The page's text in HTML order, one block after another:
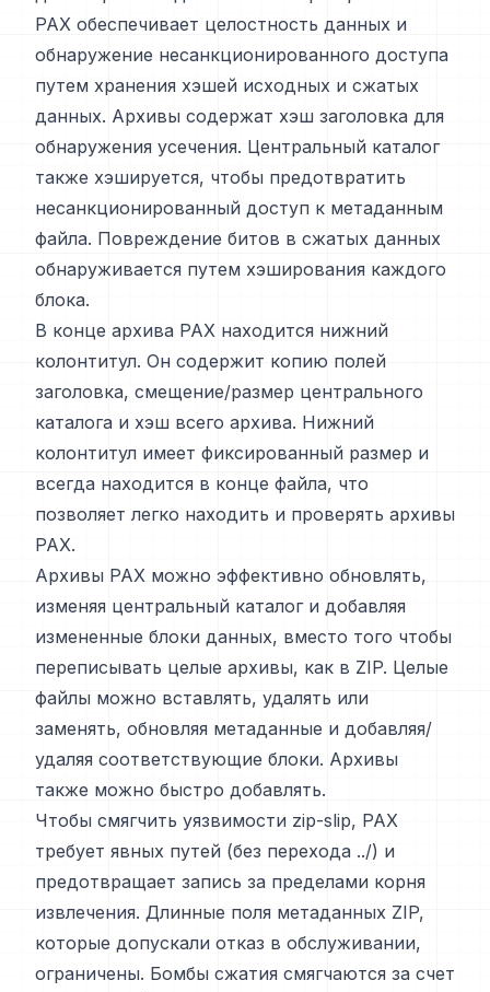
PAX обеспечивает целостность данных и
обнаружение несанкционированного доступа
путем хранения хэшей исходных и сжатых
данных. Архивы содержат хэш заголовка для
обнаружения усечения. Центральный каталог
также хэшируется, чтобы предотвратить
несанкционированный доступ к метаданным
файла. Повреждение битов в сжатых данных
обнаруживается путем хэширования каждого
блока.
В конце архива PAX находится нижний
колонтитул. Он содержит копию полей
заголовка, смещение/размер центрального
каталога и хэш всего архива. Нижний
колонтитул имеет фиксированный размер и
всегда находится в конце файла, что
позволяет легко находить и проверять архивы
PAX.
Архивы PAX можно эффективно обновлять,
изменяя центральный каталог и добавляя
измененные блоки данных, вместо того чтобы
переписывать целые архивы, как в ZIP. Целые
файлы можно вставлять, удалять или
заменять, обновляя метаданные и добавляя/
удаляя соответствующие блоки. Архивы
также можно быстро добавлять.
Чтобы смягчить уязвимости zip-slip, PAX
требует явных путей (без перехода ../) и
предотвращает запись за пределами корня
извлечения. Длинные поля метаданных ZIP,
которые допускали отказ в обслуживании,
ограничены. Бомбы сжатия смягчаются за счет